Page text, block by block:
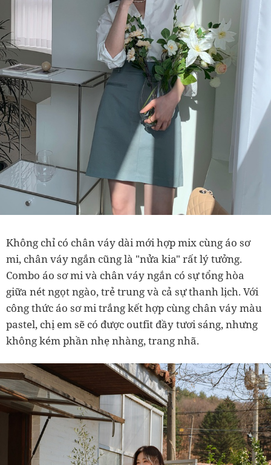
Không chỉ có chân váy dài mới hợp mix cùng áo sơ
mi, chân váy ngắn cũng là "nửa kia" rất lý tưởng.
Combo áo sơ mi và chân váy ngắn có sự tổng hòa
giữa nét ngọt ngào, trẻ trung và cả sự thanh lịch. Với
công thức áo sơ mi trắng kết hợp cùng chân váy màu
pastel, chị em sẽ có được outfit đầy tươi sáng, nhưng
không kém phần nhẹ nhàng, trang nhã.